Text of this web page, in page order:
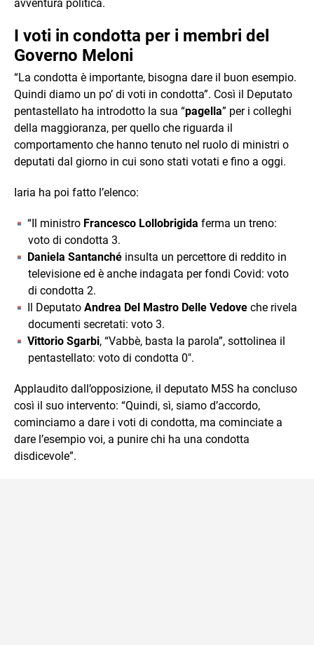
avventura politica.
I voti in condotta per i membri del
Governo Meloni
“La condotta è importante, bisogna dare il buon esempio.
Quindi diamo un po’ di voti in condotta”. Così il Deputato
pentastellato ha introdotto la sua “pagella” per i colleghi
della maggioranza, per quello che riguarda il
comportamento che hanno tenuto nel ruolo di ministri o
deputati dal giorno in cui sono stati votati e fino a oggi.
Iaria ha poi fatto l’elenco:
“Il ministro Francesco Lollobrigida ferma un treno:
voto di condotta 3.
Daniela Santanché insulta un percettore di reddito in
televisione ed è anche indagata per fondi Covid: voto
di condotta 2.
Il Deputato Andrea Del Mastro Delle Vedove che rivela
documenti secretati: voto 3.
Vittorio Sgarbi, “Vabbè, basta la parola”, sottolinea il
pentastellato: voto di condotta 0″.
Applaudito dall’opposizione, il deputato M5S ha concluso
così il suo intervento: “Quindi, sì, siamo d’accordo,
cominciamo a dare i voti di condotta, ma cominciate a
dare l’esempio voi, a punire chi ha una condotta
disdicevole”.